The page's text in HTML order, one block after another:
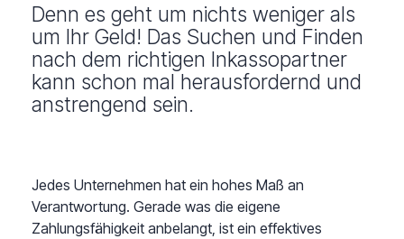
Denn es geht um nichts weniger als
um Ihr Geld! Das Suchen und Finden
nach dem richtigen Inkassopartner
kann schon mal herausfordernd und
anstrengend sein.
Jedes Unternehmen hat ein hohes Maß an
Verantwortung. Gerade was die eigene
Zahlungsfähigkeit anbelangt, ist ein effektives